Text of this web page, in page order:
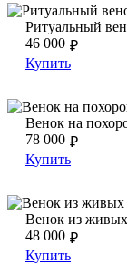
Ритуальный
Ритуальный
Ритуальный
₽
46 000
Купить
Венок на
Венок на
Венок на
₽
78 000
Купить
Венок из живых
Венок из
Венок из
₽
48 000
Купить